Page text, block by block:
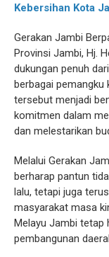
Kebersihan Kota
Gerakan Jambi
Provinsi Jambi, Hj.
dukungan penuh
berbagai pemangku
tersebut menjadi
komitmen dalam
dan melestarikan
Melalui Gerakan
berharap pantun
lalu, tetapi juga
masyarakat masa
Melayu Jambi tetap
pembangunan